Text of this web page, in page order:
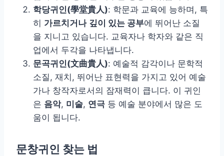
학당귀인(學堂貴人): 학문과 교육에 능하며, 특
히 가르치거나 깊이 있는 공부에 뛰어난 소질
을 지니고 있습니다. 교육자나 학자와 같은 직
업에서 두각을 나타냅니다.
문곡귀인(文曲貴人): 예술적 감각이나 문학적
소질, 재치, 뛰어난 표현력을 가지고 있어 예술
가나 창작자로서의 잠재력이 큽니다. 이 귀인
은 음악, 미술, 연극 등 예술 분야에서 많은 도
움이 됩니다.
문창귀인 찾는 법